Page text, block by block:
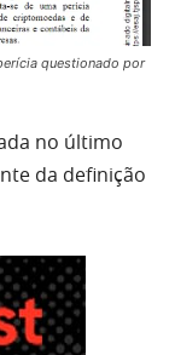
questionado por
no último
da definição